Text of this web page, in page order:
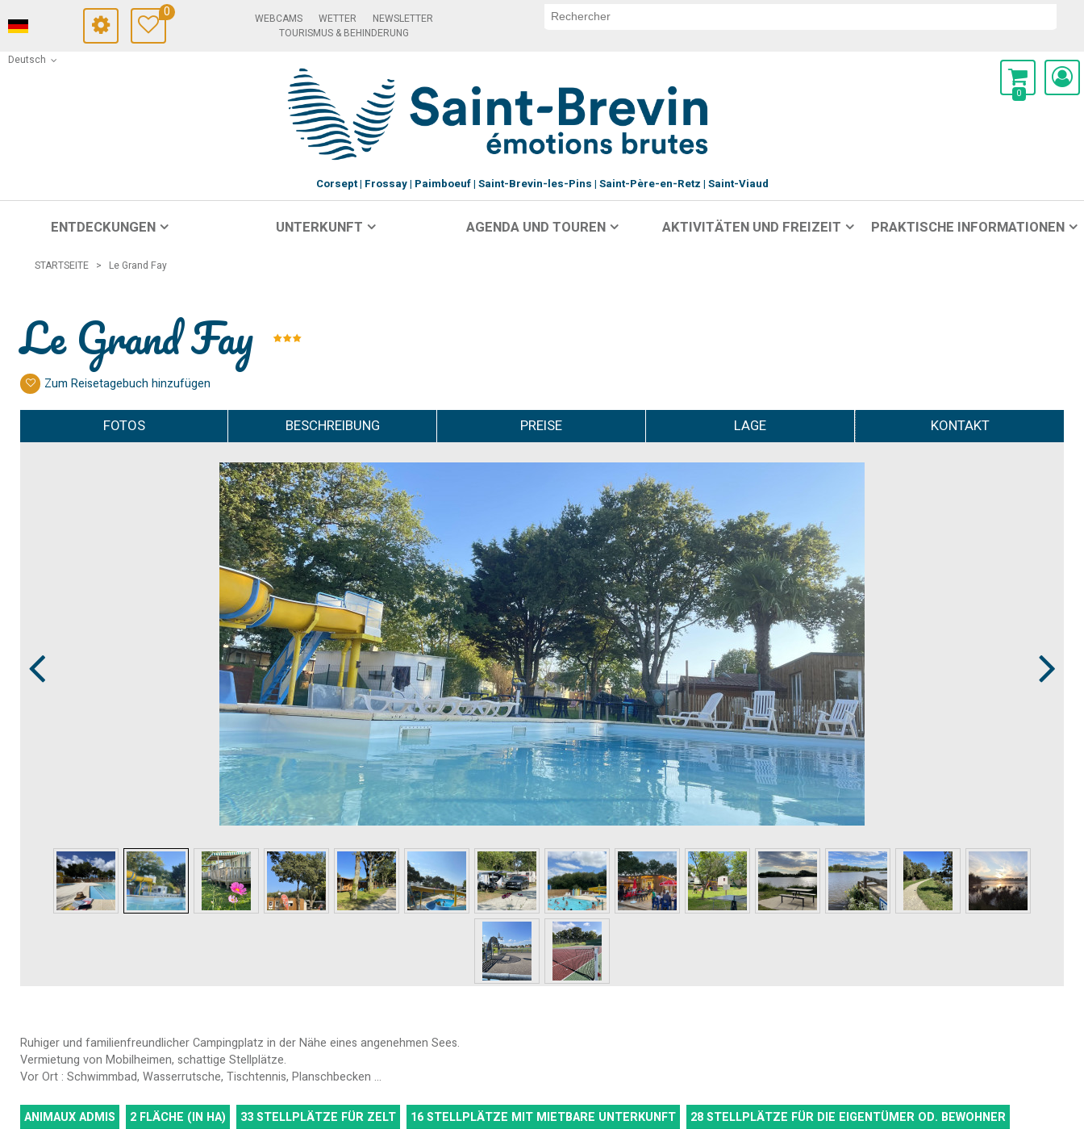
Deutsch
0 WEBCAMS WETTER
NEWSLETTER
TOURISMUS & BEHINDERUNG
0
Corsept Frossay Paimboeuf Saint-Brevin-les-Pins Saint-Père-en-Retz Saint-Viaud
ENTDECKUNGEN UNTERKUNFT AGENDA UND TOUREN AKTIVITÄTEN UND FREIZEIT PRAKTISCHE INFORMATIONEN
STARTSEITE > Le Grand Fay
Le Grand Fay
Zum Reisetagebuch hinzufügen
FOTOS BESCHREIBUNG PREISE LAGE KONTAKT
Ruhiger und familienfreundlicher Campingplatz in der Nähe eines angenehmen Sees.
Vermietung von Mobilheimen, schattige Stellplätze.
Vor Ort : Schwimmbad, Wasserrutsche, Tischtennis, Planschbecken ...
ANIMAUX ADMIS 2 FLÄCHE (IN HA) 33STELLPLÄTZE FÜR ZELT 16STELLPLÄTZE MIT MIETBARE UNTERKUNFT 28STELLPLÄTZE FÜR DIE EIGENTÜMER OD. BEWOHNER